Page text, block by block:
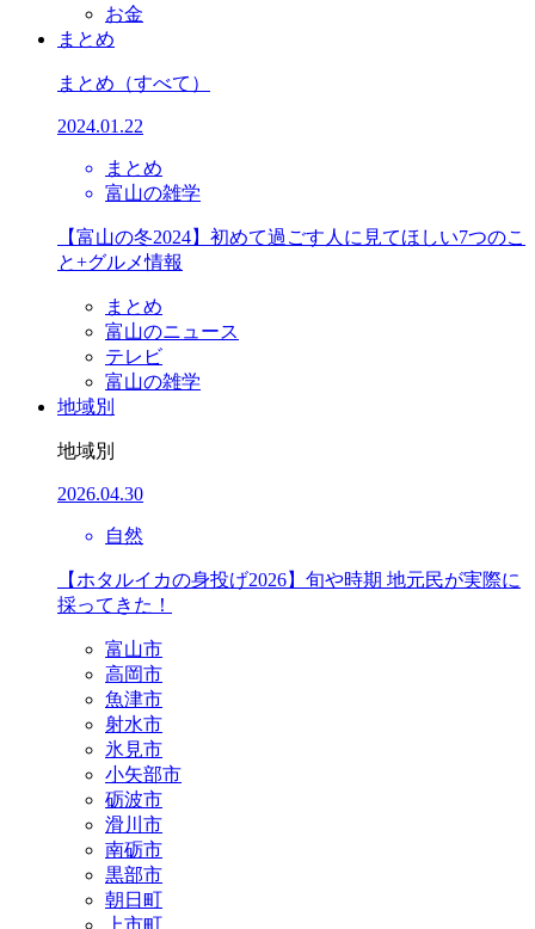
お金
まとめ
まとめ （すべて）
2024.01.22
まとめ
富山の雑学
【富山の冬2024】初めて過ごす人に見てほしい7つのこ
と+グルメ情報
まとめ
富山のニュース
テレビ
富山の雑学
地域別
地域別
2026.04.30
自然
【ホタルイカの身投げ2026】旬や時期 地元民が実際に
採ってきた！
富山市
高岡市
魚津市
射水市
氷見市
小矢部市
砺波市
滑川市
南砺市
黒部市
朝日町
上市町